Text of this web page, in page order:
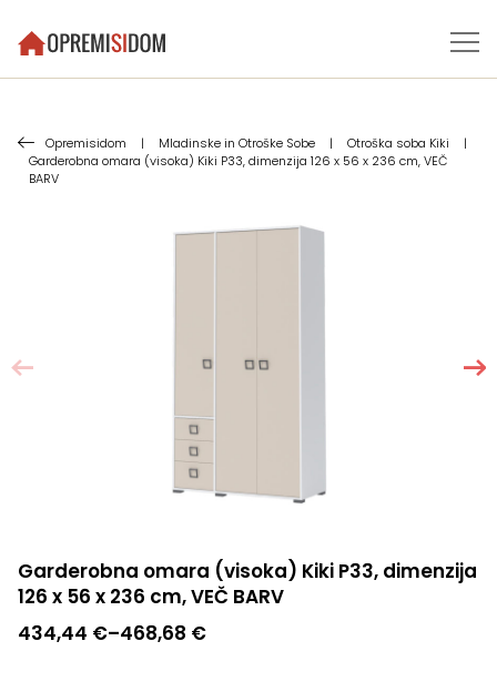
Opremisidom | Mladinske in Otroške Sobe | Otroška soba Kiki
|
Garderobna omara (visoka) Kiki P33, dimenzija 126 x 56 x 236 cm, VEČ
BARV
Garderobna omara (visoka) Kiki P33, dimenzija
126 x 56 x 236 cm, VEČ BARV
434,44 €–468,68 €
Cenovni